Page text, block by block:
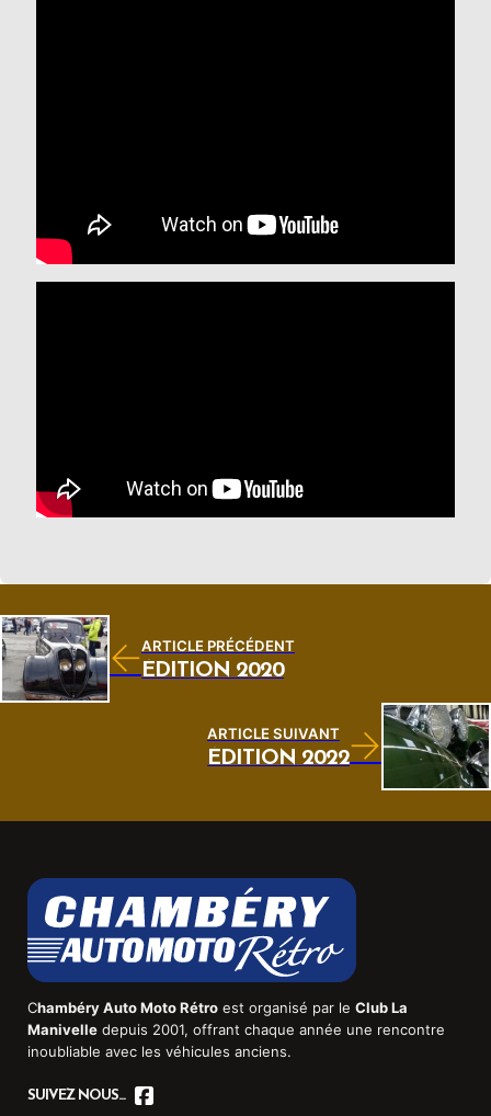
ARTICLE PRÉCÉDENT
ÉDITION 2020
ARTICLE SUIVANT
ÉDITION 2022
Chambéry Auto Moto Rétroest organisé par le Club La
Manivelledepuis 2001, offrant chaque année une rencontre
inoubliable avec les véhicules anciens.
SUIVEZ NOUS...